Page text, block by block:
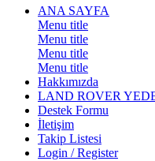
ANA SAYFA
Menu title
Menu title
Menu title
Menu title
Hakkımızda
LAND ROVER
Destek Formu
İletişim
Takip Listesi
Login / Register